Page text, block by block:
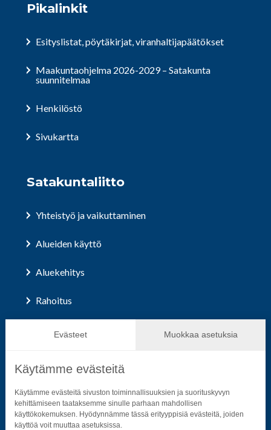
Evästeet Muokkaa asetuksia
Käytämme evästeitä
Käytämme evästeitä sivuston toiminnallisuuksien ja suorituskyvyn
kehittämiseen taataksemme sinulle parhaan mahdollisen
käyttökokemuksen. Hyödynnämme tässä erityyppisiä evästeitä, joiden
käyttöä voit muuttaa asetuksissa.
Pikalinkit
Esityslistat, pöytäkirjat, viranhaltijapäätökset
Maakuntaohjelma 2026-2029 – Satakunta
suunnitelmaa
Henkilöstö
Sivukartta
Satakuntaliitto
Yhteistyö ja vaikuttaminen
Alueiden käyttö
Aluekehitys
Rahoitus
Hallinto ja päätöksenteko
Seuraa sosiaalisessa mediassa
Neliön mallinen ikoni, joka kuvastaa f-kirjainta.
Neliön mallinen ikoni, joka kuvastaa f-kirjainta.
Neliön mallinen ikoni, joka kuvastaa
Neliön mallinen ikoni, jonka
Neliön mallinen ikoni,
Neliön mallinen